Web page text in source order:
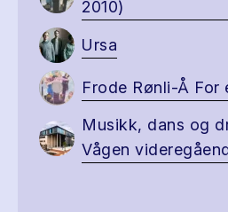
2010)
Ursa
Frode Rønli-Å For
Musikk, dans og
Vågen